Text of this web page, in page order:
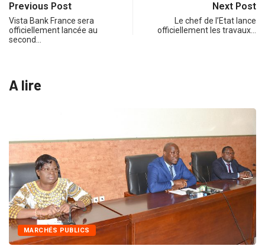
Previous Post
Vista Bank France sera
officiellement lancée au
second…
Next Post
Le chef de l’Etat lance
officiellement les travaux…
A lire
INTÉGRATION RÉGIONALE